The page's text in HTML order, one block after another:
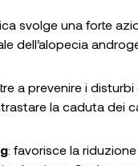
svolge una forte
dell’alopecia
a prevenire i
la caduta dei
: favorisce la